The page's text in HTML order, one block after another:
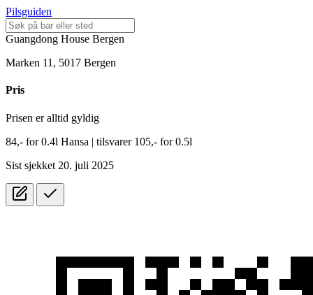
Pilsguiden
Guangdong House Bergen
Marken 11, 5017 Bergen
Pris
Prisen er alltid gyldig
84,- for0.4l Hansa | tilsvarer 105,- for 0.5l
Sist sjekket 20. juli 2025